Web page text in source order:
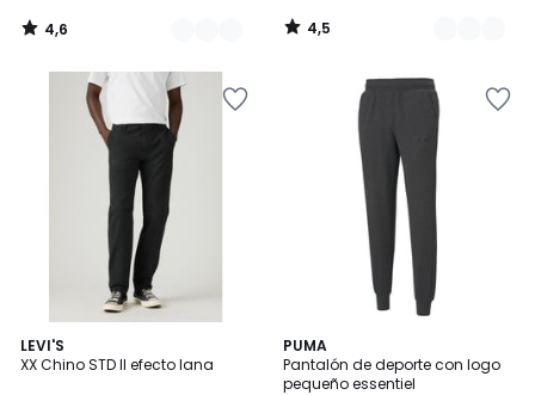
de
49.99
descuento
4,6
/
4,5
/
LEVI'S
XX Chino STD II efecto lana
4,7
/ 5
2
Colores
PUMA
Pantalón de deporte con logo
pequeño essentiel
5
/
5
2
Colores